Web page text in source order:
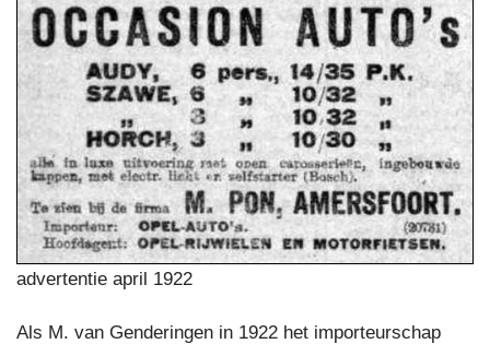
advertentie april 1922
Als M. van Genderingen in 1922 het importeurschap